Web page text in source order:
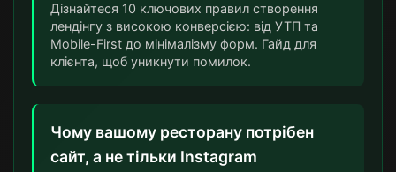
Дізнайтеся 10 ключових правил створення
лендінгу з високою конверсією: від УТП та
Mobile-First до мінімалізму форм. Гайд для
клієнта, щоб уникнути помилок.
Чому вашому ресторану потрібен
сайт, а не тільки Instagram